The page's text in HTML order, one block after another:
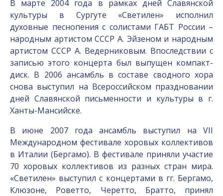
В марте 2004 года в рамках дней Славянской
культуры в Сургуте «Светилен» исполнил
духовные песнопения с солистами ГАБТ России –
народным артистом СССР А. Эйзеном и народным
артистом СССР А. Ведерниковым. Впоследствии с
записью этого концерта был выпущен компакт-
диск. В 2006 ансамбль в составе сводного хора
снова выступил на Всероссийском праздновании
дней Славянской письменности и культуры в г.
Ханты-Мансийске.
В июне 2007 года ансамбль выступил на VII
Международном фестивале хоровых коллективов
в Италии (Бергамо). В фестивале приняли участие
70 хоровых коллективов из разных стран мира.
«Светилен» выступил с концертами в гг. Бергамо,
Клюзоне, Роветто, Черетто, Братто, принял